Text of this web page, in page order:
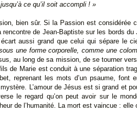
ce qu’il soit accompli ! »
bien sûr. Si la Passion est considérée
de Jean-Baptiste sur les bords
aussi grand que celui qui sépare le
une forme corporelle, comme une
au long de sa mission, de se tourner
de Marie est conduit à une séparation
reprenant les mots d’un psaume, font
L’amour de Jésus est si grand et
le regard qu’on peut avoir sur le
de l’humanité. La mort est vaincue :